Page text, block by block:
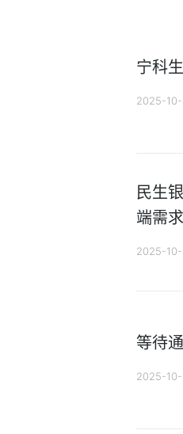
宁科
2025-10-
民生
端需
2025-10-
等待
2025-10-